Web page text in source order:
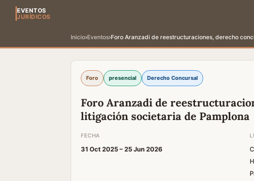
EVENTOS
JURÍDICOS
Inicio›Eventos›Foro Aranzadi de reestructuraciones, derecho
Foro presencial Derecho Concursal
Foro Aranzadi de
litigación societaria de Pamplona
FECHA
31 Oct 2025 –25 Jun 2026